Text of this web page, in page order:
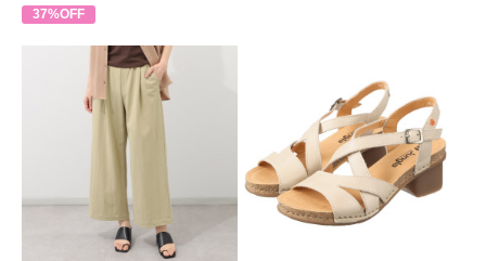
37%OFF